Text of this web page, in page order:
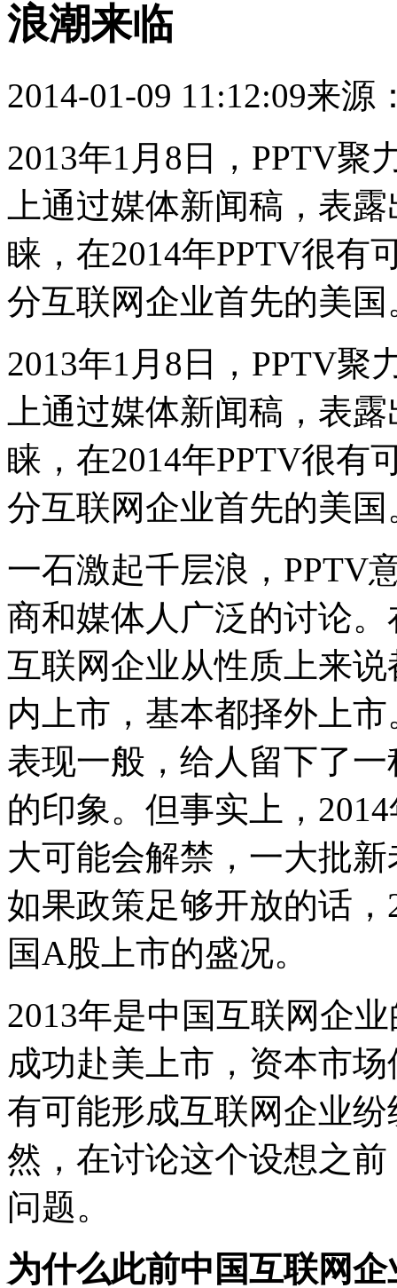
浪潮来临
2014-01-09 11:12:09来源
2013年1月8日，PPTV聚
上通过媒体新闻稿，表
睐，在2014年PPTV很有
分互联网企业首先的美国
2013年1月8日，PPTV聚
上通过媒体新闻稿，表
睐，在2014年PPTV很有
分互联网企业首先的美国
一石激起千层浪，PPTV
商和媒体人广泛的讨论
互联网企业从性质上来
内上市，基本都择外上
表现一般，给人留下了
的印象。但事实上，
大可能会解禁，一大批
如果政策足够开放的话
国A股上市的盛况。
2013年是中国互联网企
成功赴美上市，资本市
有可能形成互联网企业
然，在讨论这个设想之
问题。
为什么此前中国互联网